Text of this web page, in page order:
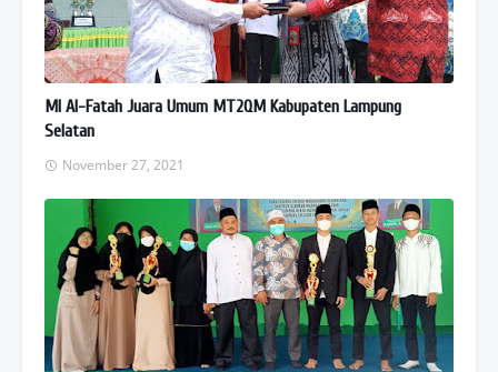
MI Al-Fatah Juara Umum MT2QM Kabupaten Lampung
Selatan
November 27, 2021